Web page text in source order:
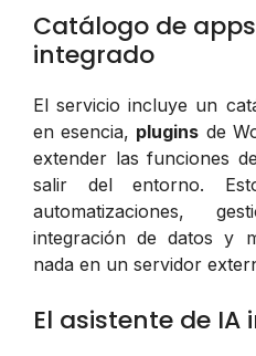
Catálogo de
integrado
El servicio incluye un
en esencia, plugins de
extender las funciones
salir del entorno.
automatizaciones,
integración de datos y
nada en un servidor
El asistente de